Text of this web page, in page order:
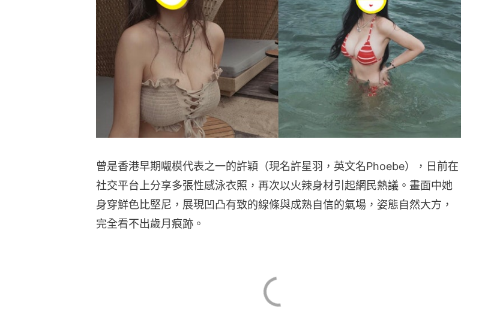
曾是香港早期𡃁模代表之一的許穎（現名許星羽，英文名Phoebe），日前在
社交平台上分享多張性感泳衣照，再次以火辣身材引起網民熱議。畫面中她
身穿鮮色比堅尼，展現凹凸有致的線條與成熟自信的氣場，姿態自然大方，
完全看不出歲月痕跡。